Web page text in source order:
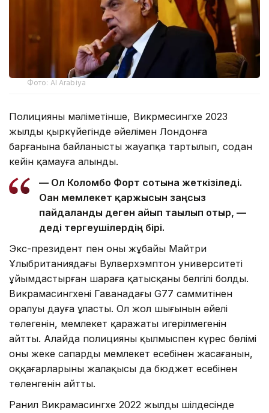
Фото: Al Arabiya
Полицияның мәліметінше, Викрмесингхе 2023
жылдың қыркүйегінде әйелімен Лондонға
барғанына байланысты жауапқа тартылып, содан
кейін қамауға алынды.
— Ол Коломбо Форт сотына жеткізіледі.
Оған мемлекет қаржысын заңсыз
пайдаланды деген айып тағылып отыр, —
деді тергеушілердің бірі.
Экс-президент пен оның жұбайы Майтри
Ұлыбританиядағы Вулверхэмптон университеті
ұйымдастырған шараға қатысқаны белгілі болды.
Викрамасингхенің Гаванадағы G77 саммитінен
оралуы дауға ұласты. Ол жол шығынын әйелі
төлегенін, мемлекет қаражаты игерілмегенін
айтты. Алайда полицияның қылмыспен күрес бөлімі
оның жеке сапарды мемлекет есебінен жасағанын,
оққағарларының жалақысы да бюджет есебінен
төленгенін айтты.
Ранил Викрамасингхе 2022 жылдың шілдесінде